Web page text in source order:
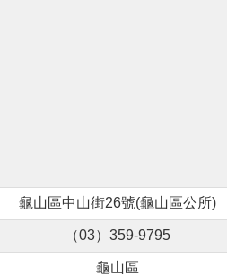
龜山區中山街26號(龜山區公所)
（03）359-9795
龜山區